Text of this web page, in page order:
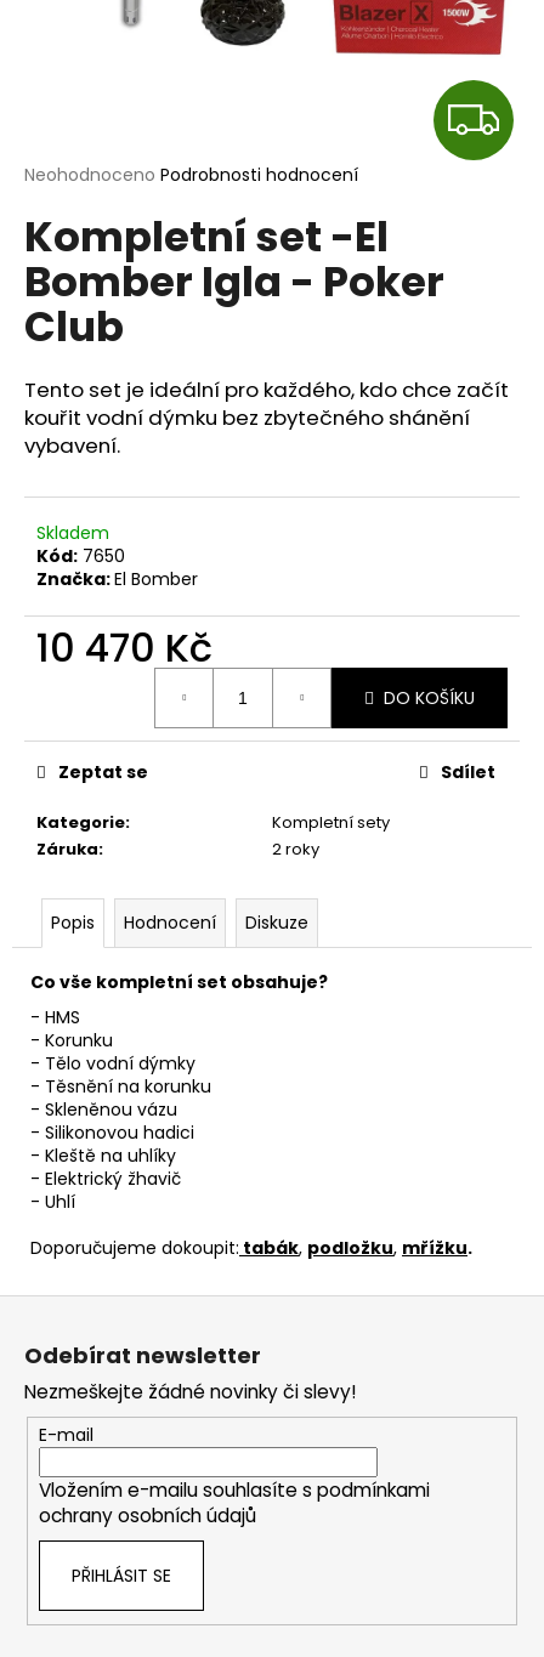
Průměrné
produktu
je
0,0
5
hvězdiček.
Neohodnoceno Podrobnosti hodnocení
Kompletní set -El
Bomber Igla - Poker
Club
Tento set je ideální pro každého, kdo chce začít
kouřit vodní dýmku bez zbytečného shánění
vybavení.
Skladem
Kód: 7650
Značka:El Bomber
10 470 Kč
DO KOŠÍKU
Kategorie:
Kompletní sety
Záruka: 2 roky
Zeptat se Sdílet
Z
A
Popis Hodnocení Diskuze
Co vše kompletní set obsahuje?
- HMS
- Korunku
- Tělo vodní dýmky
- Těsnění na korunku
- Skleněnou vázu
- Silikonovou hadici
- Kleště na uhlíky
- Elektrický žhavič
- Uhlí
Doporučujeme dokoupit: tabák, podložku, mřížku.
HLEDAT
D
o
p
o
r
u
č
u
e
m
Odebírat newsletter
Nezmeškejte žádné novinky či slevy!
E-mail
Vložením e-mailu souhlasíte s podmínkami
ochrany osobních údajů
PŘIHLÁSIT SE